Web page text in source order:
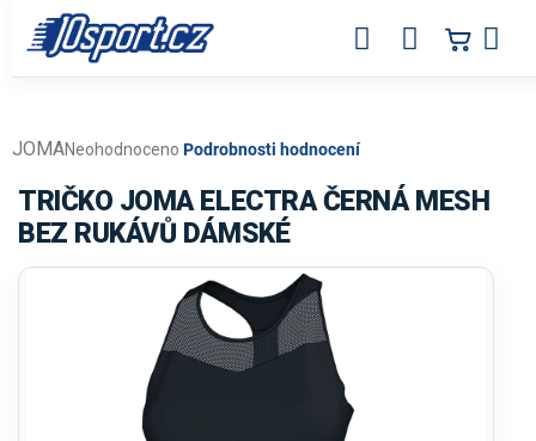
obsah
Průměrné
produktu
je
0,0
Neohodnoceno Podrobnosti hodnocení
JOMA
TRIČKO JOMA ELECTRA ČERNÁ MESH
BEZ RUKÁVŮ DÁMSKÉ